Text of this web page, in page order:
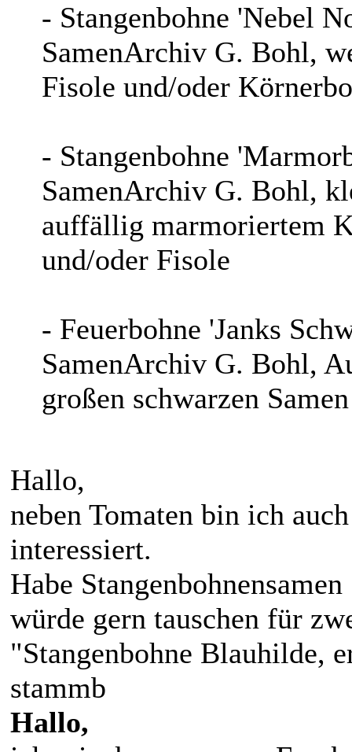
- Stangenbohne 'Nebel
SamenArchiv G. Bohl,
Fisole und/oder
- Stangenbohne
SamenArchiv G. Bohl,
auffällig marmoriertem
und/oder Fisole
- Feuerbohne 'Janks
SamenArchiv G. Bohl,
großen schwarzen Samen
Hallo,
neben Tomaten bin ich
interessiert.
Habe
würde gern tauschen für
"Stangenbohne Blauhilde,
stammb
Hallo,